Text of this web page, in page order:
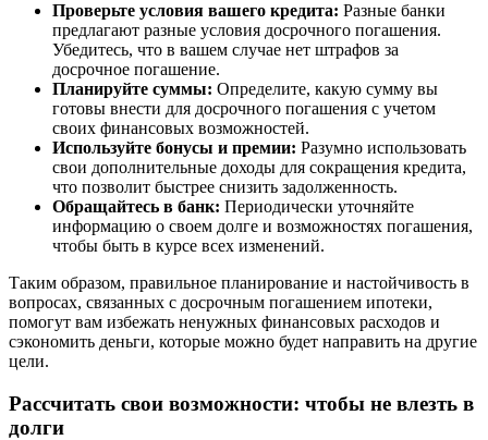
Проверьте условия вашего кредита: Разные банки
предлагают разные условия досрочного погашения.
Убедитесь, что в вашем случае нет штрафов за
досрочное погашение.
Планируйте суммы: Определите, какую сумму вы
готовы внести для досрочного погашения с учетом
своих финансовых возможностей.
Используйте бонусы и премии: Разумно использовать
свои дополнительные доходы для сокращения кредита,
что позволит быстрее снизить задолженность.
Обращайтесь в банк: Периодически уточняйте
информацию о своем долге и возможностях погашения,
чтобы быть в курсе всех изменений.
Таким образом, правильное планирование и настойчивость в
вопросах, связанных с досрочным погашением ипотеки,
помогут вам избежать ненужных финансовых расходов и
сэкономить деньги, которые можно будет направить на другие
цели.
Рассчитать свои возможности: чтобы не влезть в
долги